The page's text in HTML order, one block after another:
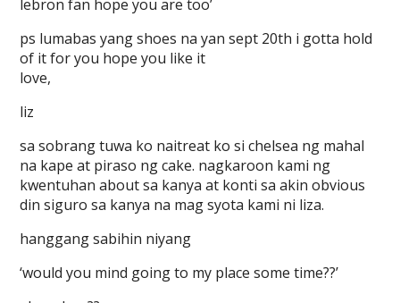
lebron fan hope you are too’
ps lumabas yang shoes na yan sept 20th i gotta hold
of it for you hope you like it
love,
liz
sa sobrang tuwa ko naitreat ko si chelsea ng mahal
na kape at piraso ng cake. nagkaroon kami ng
kwentuhan about sa kanya at konti sa akin obvious
din siguro sa kanya na mag syota kami ni liza.
hanggang sabihin niyang
‘would you mind going to my place some time??’